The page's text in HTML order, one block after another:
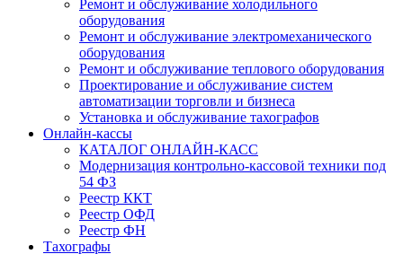
Ремонт и обслуживание холодильного
оборудования
Ремонт и обслуживание электромеханического
оборудования
Ремонт и обслуживание теплового оборудования
Проектирование и обслуживание систем
автоматизации торговли и бизнеса
Установка и обслуживание тахографов
Онлайн-кассы
КАТАЛОГ ОНЛАЙН-КАСС
Модернизация контрольно-кассовой техники под
54 ФЗ
Реестр ККТ
Реестр ОФД
Реестр ФН
Тахографы